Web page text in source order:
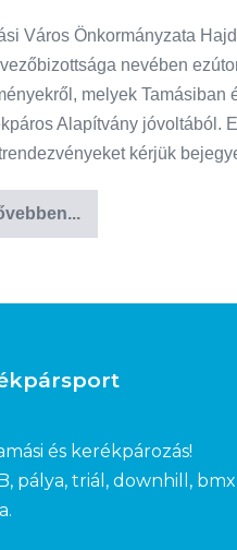
Város Önkormányzata
nevében
melyek Tamásiban
Alapítvány jóvoltából.
kérjük
és kerékpározás!
pálya, triál, downhill,